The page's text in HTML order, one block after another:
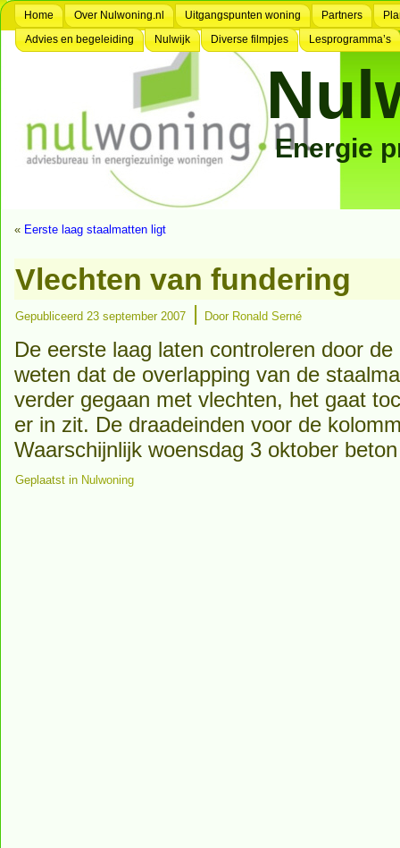
Home Over Nulwoning.nl Uitgangspunten woning Partners
Advies en begeleiding
Nulwijk Diverse filmpjes Lesprogramma’s
Energie
« Eerste laag staalmatten ligt
Vlechten van fundering
Gepubliceerd 23 september 2007 | Door Ronald Serné
De eerste laag laten controleren door
weten dat de overlapping van de
verder gegaan met vlechten, het gaat
er in zit. De draadeinden voor de
Waarschijnlijk woensdag 3 oktober
Geplaatst in Nulwoning